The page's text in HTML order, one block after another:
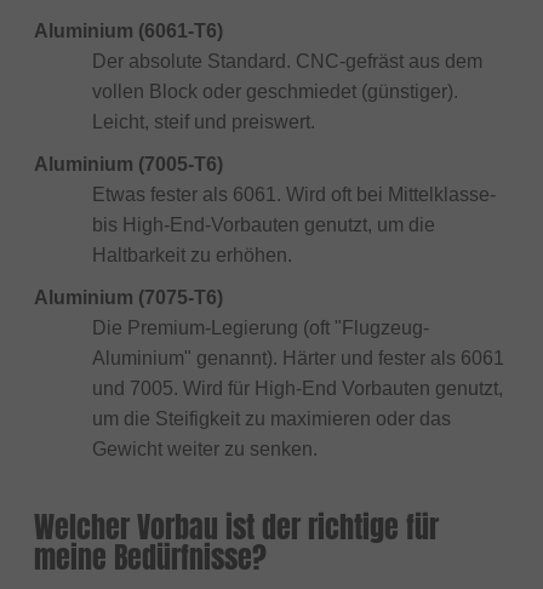
Aluminium (6061-T6)
Der absolute Standard. CNC-gefräst aus dem
vollen Block oder geschmiedet (günstiger).
Leicht, steif und preiswert.
Aluminium (7005-T6)
Etwas fester als 6061. Wird oft bei Mittelklasse-
bis High-End-Vorbauten genutzt, um die
Haltbarkeit zu erhöhen.
Aluminium (7075-T6)
Die Premium-Legierung (oft "Flugzeug-
Aluminium" genannt). Härter und fester als 6061
und 7005. Wird für High-End Vorbauten genutzt,
um die Steifigkeit zu maximieren oder das
Gewicht weiter zu senken.
Welcher Vorbau ist der richtige für
meine Bedürfnisse?